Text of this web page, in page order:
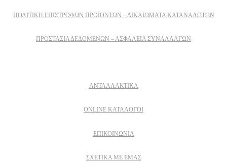
ΠΟΛΙΤΙΚΉ ΕΠΙΣΤΡΟΦΏΝ ΠΡΟΪΌΝΤΩΝ – ΔΙΚΑΙΏΜΑΤΑ ΚΑΤΑΝΑΛΩΤΏΝ
ΠΡΟΣΤΑΣΊΑ ΔΕΔΟΜΈΝΩΝ – ΑΣΦΆΛΕΙΑ ΣΥΝΑΛΛΑΓΏΝ
ΑΝΤΑΛΛΑΚΤΙΚΑ
ONLINE ΚΑΤΑΛΟΓΟΙ
ΕΠΙΚΟΙΝΩΝΙΑ
ΣΧΕΤΙΚΆ ΜΕ ΕΜΆΣ